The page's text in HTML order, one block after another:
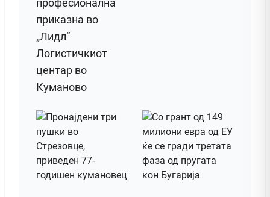
професионална
приказна во
„Лидл“
Логистичкиот
центар во
Куманово